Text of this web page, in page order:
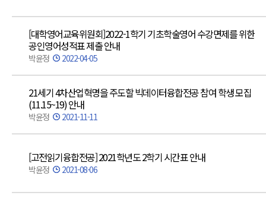
[대학영어교육위원회]2022-1학기 기초학술영어 수강면제를 위한
공인영어성적표 제출 안내
박윤정 2022-04-05
21세기 4차산업혁명을 주도할 빅데이터융합전공 참여 학생 모집
(11.15~19) 안내
박윤정 2021-11-11
[고전읽기융합전공] 2021학년도 2학기 시간표 안내
박윤정 2021-08-06